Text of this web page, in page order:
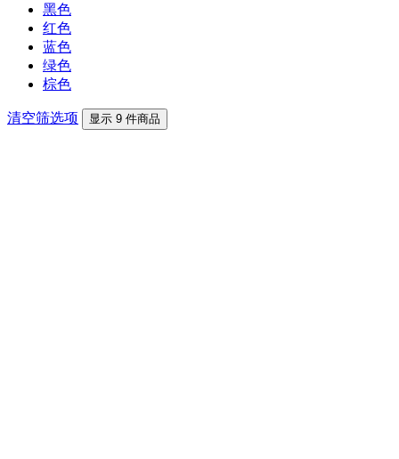
黑色
红色
蓝色
绿色
棕色
清空筛选项 显示 9 件商品